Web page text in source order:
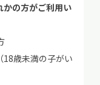
の方がご利用い
18歳未満の子がい